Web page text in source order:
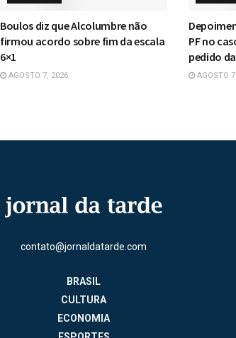
Boulos diz que Alcolumbre não
firmou acordo sobre fim da escala
6×1
AGOSTO 7, 2026
PF no
pedido
AGOSTO
contato@jornaldatarde.com
BRASIL
CULTURA
ECONOMIA